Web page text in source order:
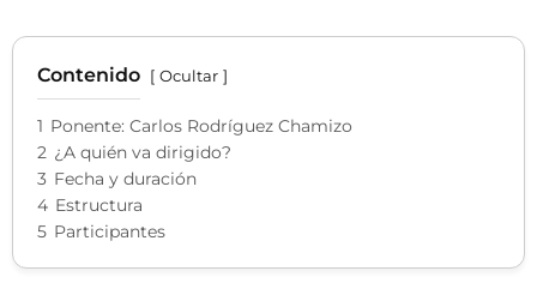
Contenido Ocultar
1 Ponente: Carlos Rodríguez Chamizo
2 ¿A quién va dirigido?
3 Fecha y duración
4 Estructura
5 Participantes